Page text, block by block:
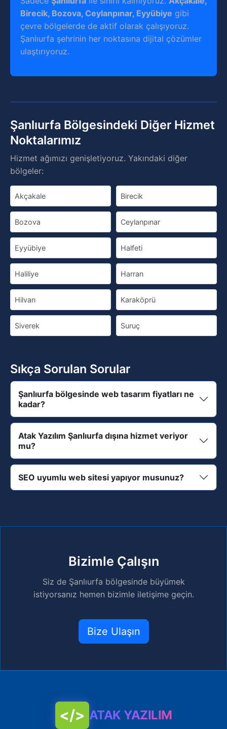
Birecik, Bozova, Ceylanpınar, Eyyübiye gibi
çevre bölgelerde de aktif olarak çalışıyoruz.
Şanlıurfa şehrinin her noktasına dijital çözümler
ulaştırıyoruz.
Şanlıurfa Bölgesindeki Diğer Hizmet
Noktalarımız
Hizmet ağımızı genişletiyoruz. Yakındaki diğer
bölgeler:
Akçakale Birecik
Bozova Ceylanpınar
Eyyübiye Halfeti
Haliliye Harran
Hilvan Karaköprü
Siverek Suruç
Sıkça Sorulan Sorular
Şanlıurfa bölgesinde web tasarım fiyatları ne
kadar?
Atak Yazılım Şanlıurfa dışına hizmet veriyor
mu?
SEO uyumlu web sitesi yapıyor musunuz?
Bizimle Çalışın
Siz de Şanlıurfa bölgesinde büyümek
istiyorsanız hemen bizimle iletişime geçin.
Bize Ulaşın
</> ATAK YAZILIM